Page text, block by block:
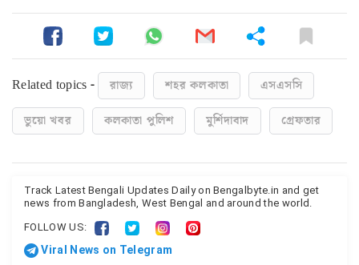
Related topics - রাজ্য শহর কলকাতা
এসএসসি
ভুয়ো খবর
কলকাতা পুলিশ মুর্শিদাবাদ গ্রেফতার
Track Latest Bengali Updates Daily on Bengalbyte.in and get
news from Bangladesh, West Bengal and around the world.
FOLLOW US:
Viral News on Telegram